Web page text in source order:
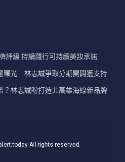
評級 持續踐行可持續美妝承諾
曙光 林志誠爭取分期開闢獲支持
林志誠盼打造北高雄海線新品牌
All rights reserved.